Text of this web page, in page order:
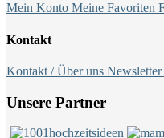
Mein Konto Meine Favoriten
Kontakt
Kontakt / Über uns Newsletter
Unsere Partner